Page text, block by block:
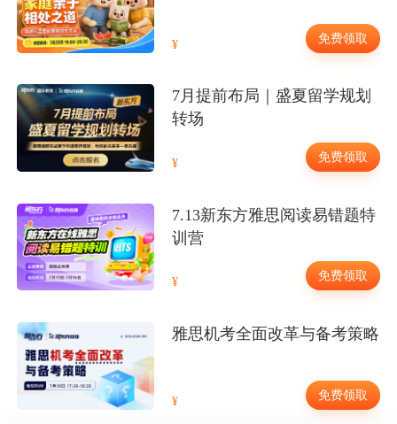
免费领取
7月提前布局｜盛夏留学规划
转场
免费领取
7.13新东方雅思阅读易错题特
训营
免费领取
雅思机考全面改革与备考策略
免费领取